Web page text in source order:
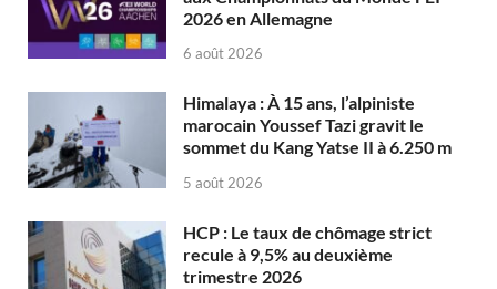
2026 en Allemagne
6 août 2026
Himalaya : À 15 ans, l’alpiniste
marocain Youssef Tazi gravit le
sommet du Kang Yatse II à 6.250 m
5 août 2026
HCP : Le taux de chômage strict
recule à 9,5% au deuxième
trimestre 2026